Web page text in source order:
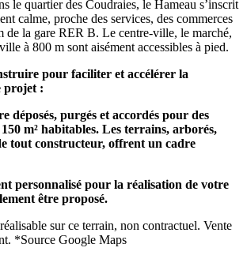
le quartier des Coudraies, le Hameau s’inscrit
calme, proche des services, des commerces
de la gare RER B. Le centre-ville, le marché,
à 800 m sont aisément accessibles à pied.
pour faciliter et accélérer la
projet :
déposés, purgés et accordés pour des
m² habitables. Les terrains, arborés,
tout constructeur, offrent un cadre
personnalisé pour la réalisation de votre
être proposé.
sur ce terrain, non contractuel. Vente
*Source Google Maps